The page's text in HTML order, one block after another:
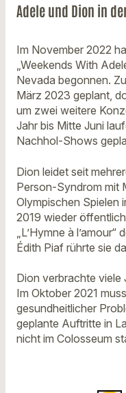
Adele und Dion in
Im November 2022
„Weekends With
Nevada begonnen.
März 2023 geplant,
um zwei weitere
Jahr bis Mitte Juni
Nachhol-Shows
Dion leidet seit
Person-Syndrom mit
Olympischen Spielen
2019 wieder
„L’Hymne à
Édith Piaf rührte sie
Dion verbrachte viele
Im Oktober 2021
gesundheitlicher
geplante Auftritte in
nicht im Colosseum